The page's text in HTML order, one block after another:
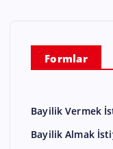
Formlar
Bayilik Vermek
Bayilik Almak